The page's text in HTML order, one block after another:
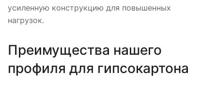
усиленную конструкцию для повышенных
нагрузок.
Преимущества нашего
профиля для гипсокартона